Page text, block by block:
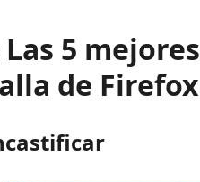
Las 5
de Firefox